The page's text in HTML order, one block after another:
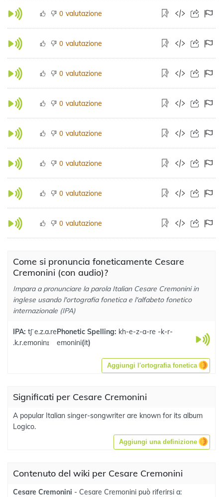
0 valutazione
0 valutazione
0 valutazione
0 valutazione
0 valutazione
0 valutazione
0 valutazione
0 valutazione
Come si pronuncia foneticamente Cesare
Cremonini (con audio)?
Impara a pronunciare la parola Italian Cesare Cremonini in
inglese usando l'ortografia fonetica e l'alfabeto fonetico
internazionale (IPA)
IPA: tʃˈe.z.a.re
.k.r.emoninɪ
Phonetic Spelling: kh-e-z-a-re -k-r-
emonini(it)
Aggiungi l'ortografia fonetica
Significati per Cesare Cremonini
A popular Italian singer-songwriter are known for its album
Logico.
Aggiungi una definizione
Contenuto del wiki per Cesare Cremonini
Cesare Cremonini - Cesare Cremonini può riferirsi a: